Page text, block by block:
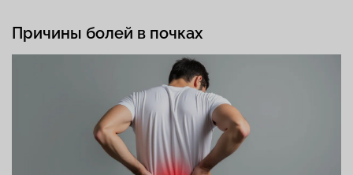
Причины болей в почках